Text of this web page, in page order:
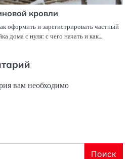
кровли
оформить и зарегистрировать частный
дома с нуля: с чего начать и как…
вам необходимо
Поиск